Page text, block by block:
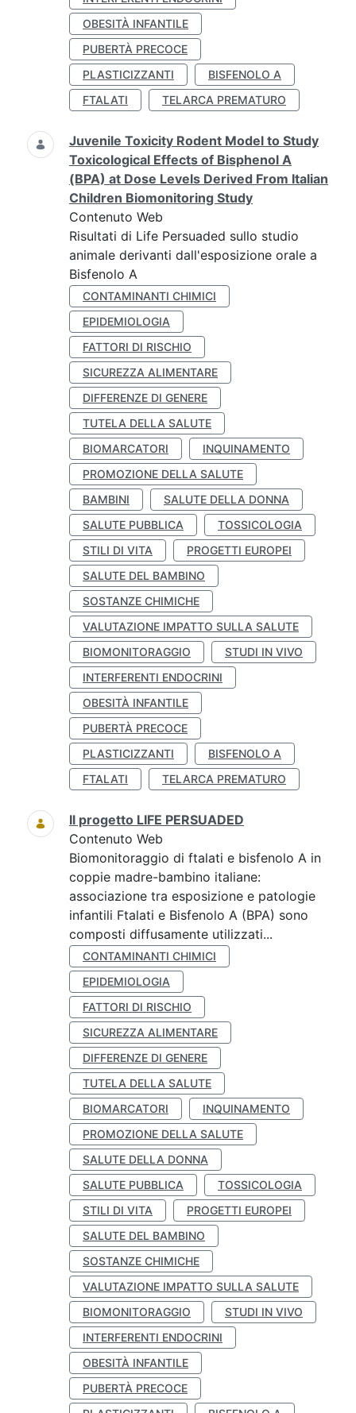
OBESITÀ INFANTILE
PUBERTÀ PRECOCE
PLASTICIZZANTI
BISFENOLO A
FTALATI
TELARCA PREMATURO
Juvenile Toxicity Rodent Model to Study
Toxicological Effects of Bisphenol A
(BPA) at Dose Levels Derived From Italian
Children Biomonitoring Study
Contenuto Web
Risultati di Life Persuaded sullo studio
animale derivanti dall'esposizione orale a
Bisfenolo A
CONTAMINANTI CHIMICI
EPIDEMIOLOGIA
FATTORI DI RISCHIO
SICUREZZA ALIMENTARE
DIFFERENZE DI GENERE
TUTELA DELLA SALUTE
BIOMARCATORI
INQUINAMENTO
PROMOZIONE DELLA SALUTE
BAMBINI
SALUTE DELLA DONNA
SALUTE PUBBLICA
TOSSICOLOGIA
STILI DI VITA
PROGETTI EUROPEI
SALUTE DEL BAMBINO
SOSTANZE CHIMICHE
VALUTAZIONE IMPATTO SULLA SALUTE
BIOMONITORAGGIO
STUDI IN VIVO
INTERFERENTI ENDOCRINI
OBESITÀ INFANTILE
PUBERTÀ PRECOCE
PLASTICIZZANTI
BISFENOLO A
FTALATI
TELARCA PREMATURO
Il progetto LIFE PERSUADED
Contenuto Web
Biomonitoraggio di ftalati e bisfenolo A in
coppie madre-bambino italiane:
associazione tra esposizione e patologie
infantili Ftalati e Bisfenolo A (BPA) sono
composti diffusamente utilizzati...
CONTAMINANTI CHIMICI
EPIDEMIOLOGIA
FATTORI DI RISCHIO
SICUREZZA ALIMENTARE
DIFFERENZE DI GENERE
TUTELA DELLA SALUTE
BIOMARCATORI
INQUINAMENTO
PROMOZIONE DELLA SALUTE
SALUTE DELLA DONNA
SALUTE PUBBLICA
TOSSICOLOGIA
STILI DI VITA
PROGETTI EUROPEI
SALUTE DEL BAMBINO
SOSTANZE CHIMICHE
VALUTAZIONE IMPATTO SULLA SALUTE
BIOMONITORAGGIO
STUDI IN VIVO
INTERFERENTI ENDOCRINI
OBESITÀ INFANTILE
PUBERTÀ PRECOCE